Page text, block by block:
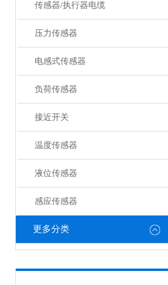
传感器/执行器电缆
压力传感器
电感式传感器
负荷传感器
接近开关
温度传感器
液位传感器
感应传感器
更多分类